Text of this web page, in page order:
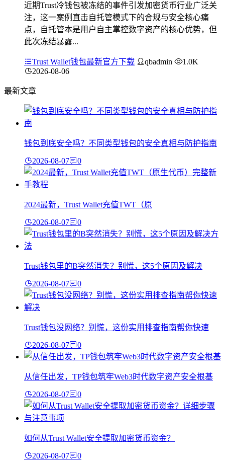
近期Trust冷钱包被冻结的事件引发加密货币行业广泛关
注，这一案例直击自托管模式下的合规与安全核心痛
点，自托管本是用户自主掌控数字资产的核心优势，但
此次冻结暴露...
Trust Wallet钱包最新官方下载 qbadmin
1.0K
2026-08-06
最新文章
钱包到底安全吗？不同类型钱包的安全真相与防护指南
2026-08-07 0
2024最新，Trust Wallet充值TWT（原
2026-08-07 0
Trust钱包里的B突然消失？别慌，这5个原因及解决
2026-08-07 0
Trust钱包没网络？别慌，这份实用排查指南帮你快速
2026-08-07 0
从信任出发，TP钱包筑牢Web3时代数字资产安全根基
2026-08-07 0
如何从Trust Wallet安全提取加密货币资金？
2026-08-07 0